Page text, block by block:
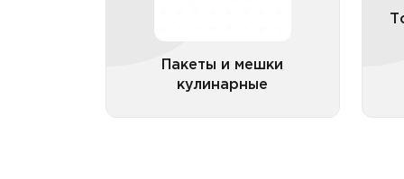
Пакеты и мешки
кулинарныеВсе категории